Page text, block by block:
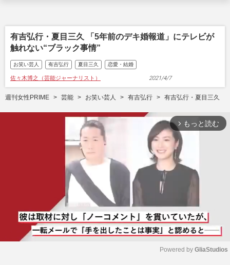
有吉弘行・夏目三久 「5年前のデキ婚報道」にテレビが
触れない“ブラック事情”
お笑い芸人 有吉弘行 夏目三久 恋愛・結婚
佐々木博之（芸能ジャーナリスト） 2021/4/7
週刊女性PRIME 芸能 お笑い芸人 有吉弘行 有吉弘行・夏目三久 「
arrow_forward_ios もっと読む
Powered by GliaStudios